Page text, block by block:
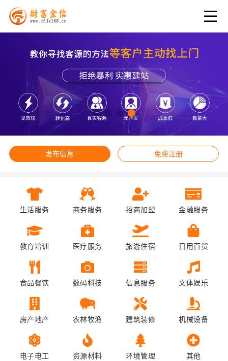
发布信息 免费注册
生活服务 商务服务 招商加盟 金融服务
教育培训 医疗服务 旅游住宿 日用百货
食品餐饮 数码科技 信息服务 文体娱乐
房产地产 农林牧渔 建筑装修 机械设备
电子电工 资源材料 环境管理 其他